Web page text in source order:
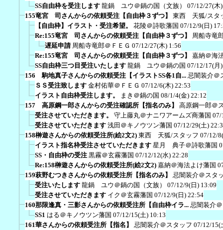
SS自由枠を受注します 龍鍋 ユウ＠鍋の国（文族）
07/12/27(木
155竜宮 司さんからの依頼受注【自由枠３ずつ】
東西 天狐/スタ
【自由枠】イラスト・受注希望。
花陵＠詩歌藩国 07/12/9(日)
Re:155竜宮 司さんからの依頼受注【自由枠３ずつ】
周船寺竜
遅延申請 周船寺竜郎＠ＦＥＧ 07/12/27(木) 1:56
Re:155竜宮 司さんからの依頼受注【自由枠３ずつ】
嘉納＠海
SS自由枠三つ目受注いたします 龍鍋 ユウ＠鍋の国 07/12/17(月
156 駒地真子さんからの依頼受注【イラストSS各1自... 忌闇装介＠
ＳＳ受注致します 金村佑華＠ＦＥＧ 07/12/6(木) 22:53
イラスト自由枠受注します。
まき＠鍋の国 08/1/4(金) 22:12
157 高原鋼一郎さんからの受注確認所【指名のみ】
高原鋼一郎＠
受注させていただきます。
守上藤丸＠ナニワアームズ商藩国 07/
受注させていただきます 浅田＠キノウツン藩国 07/12/29(土)
158榊遊さんからの依頼受注所(絵2文2) 東西 天狐/スタッフ 07/12/
イラスト指名枠受注させていただきます 星月 典子＠詩歌藩国
SS・自由枠の受注 黒霧＠玄霧藩国 07/12/12(水) 22:28
Re:158榊遊さんからの依頼受注所(絵2文2) 嘉納＠海法よけ藩国
159萩野むつきさんからの依頼受注所【指名のみ】
忌闇装介＠スタ
受注いたします 龍鍋 ユウ＠鍋の国（文族）
07/12/9(日) 13:09
受注させていただきます イク＠玄霧藩国 07/12/9(日) 22:54
160那限逢真・三影さんからの依頼受注所【自由枠イラ... 忌闇装介
SS1 はる＠キノウツン藩国 07/12/15(土) 10:13
161華さんからの依頼受注所【指名】
忌闇装介＠スタッフ 07/12/15(